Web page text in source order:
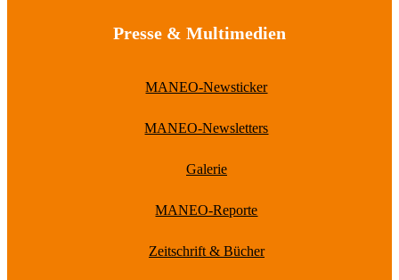
Presse & Multimedien
MANEO-Newsticker
MANEO-Newsletters
Galerie
MANEO-Reporte
Zeitschrift & Bücher